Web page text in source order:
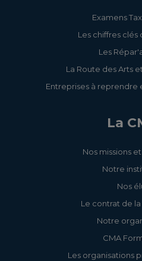
Examens
Les chiffres clés
Les
La Route des Arts
Entreprises à reprendre
La
Nos missions
Notre
Nos
Le contrat de
Notre
CMA
Les organisations